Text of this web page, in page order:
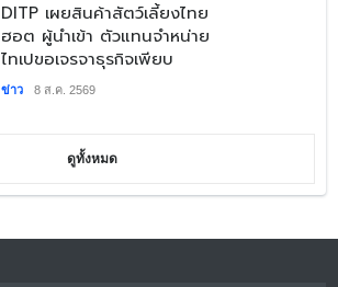
DITP เผยสินค้าสัตว์เลี้ยงไทย
ฮอต ผู้นำเข้า ตัวแทนจำหน่าย
ไทเปขอเจรจาธุรกิจเพียบ
ข่าว 8 ส.ค. 2569
ดูทั้งหมด